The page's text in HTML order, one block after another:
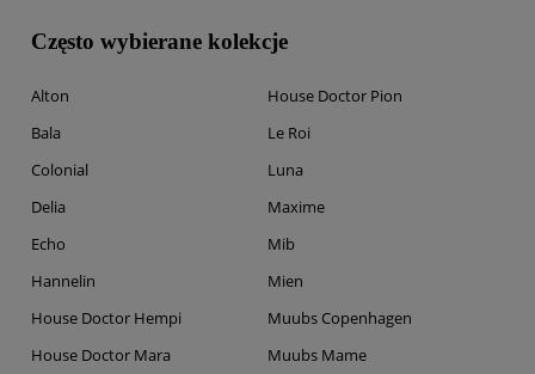
Często wybierane kolekcje
Alton
Bala
Colonial
Delia
Echo
Hannelin
House Doctor Hempi
House Doctor Mara
House Doctor Pion
Le Roi
Luna
Maxime
Mib
Mien
Muubs Copenhagen
Muubs Mame